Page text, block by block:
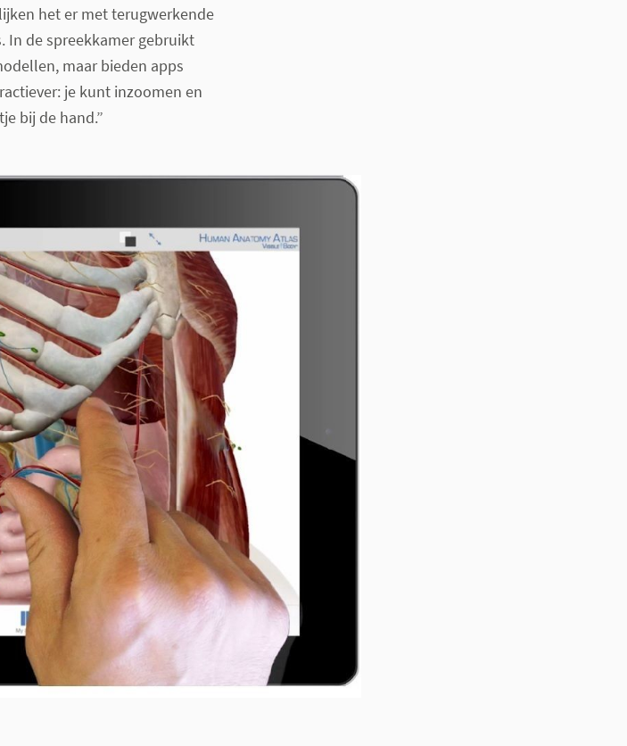
het er met terugwerkende
In de spreekkamer gebruikt
maar bieden apps
je kunt inzoomen en
bij de hand.”